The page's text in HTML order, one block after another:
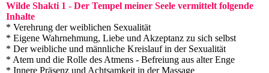
Wilde Shakti 1 - Der Tempel meiner Seele vermittelt folgende
Inhalte
* Verehrung der weiblichen Sexualität
* Eigene Wahrnehmung, Liebe und Akzeptanz zu sich selbst
* Der weibliche und männliche Kreislauf in der Sexualität
* Atem und die Rolle des Atmens - Befreiung aus alter Enge
* Innere Präsenz und Achtsamkeit in der Massage